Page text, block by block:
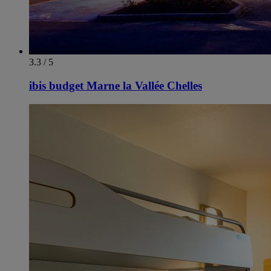
3.3 / 5
ibis budget Marne la Vallée Chelles